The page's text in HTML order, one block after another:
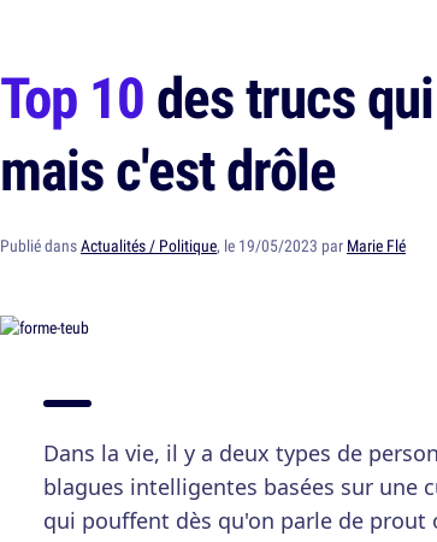
Top 10des trucs
mais c'est drôle
Publié dansActualités / Politique, le 19/05/2023 par Marie Flé
Dans la vie, il y a deux types de
blagues intelligentes basées sur une
qui pouffent dès qu'on parle de prout